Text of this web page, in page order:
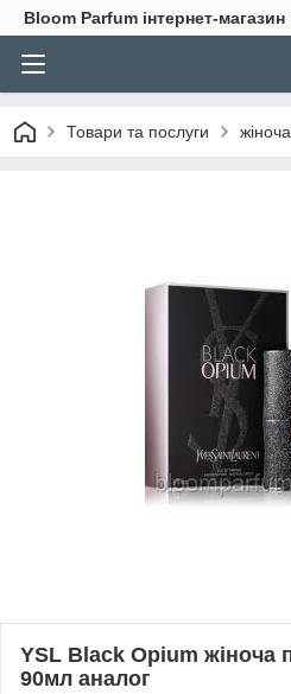
Bloom Parfum інтернет-магазин
Товари та послуги
YSL Black Opium жіноча
90мл аналог